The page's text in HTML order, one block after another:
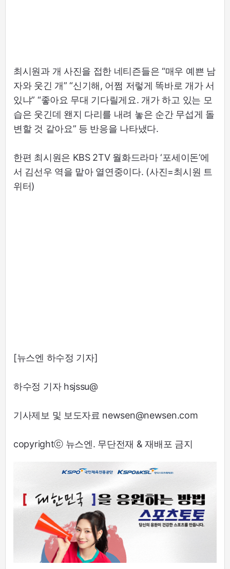
최시원과 개 사진을 접한 네티즌들은 “매우 예쁜 남
자와 웃긴 개” “신기해, 어쩜 저렇게 똑바로 개가 서
있냐” “좋아요 무대 기다릴게요. 개가 하고 있는 모
습은 웃긴데 왠지 다리를 내려 놓은 순간 무섭게 돌
변할 것 같아요” 등 반응을 나타냈다.
한편 최시원은 KBS 2TV 월화드라마 ‘포세이돈’에
서 김선우 역을 맡아 열연중이다. (사진=최시원 트
위터)
[뉴스엔 하수정 기자]
하수정 기자 hsjssu@
기사제보 및 보도자료 newsen@newsen.com
copyrightⓒ 뉴스엔. 무단전재 & 재배포 금지